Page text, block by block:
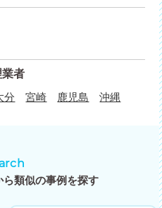
者
分 宮崎 鹿児島 沖縄
ら類似の事例を探す